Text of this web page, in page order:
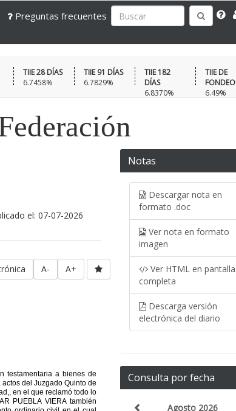
Preguntas frecuentes
TIIE 28 DÍAS
6.7458%
TIIE 91 DÍAS
6.7829%
TIIE 182
DÍAS
6.8370%
TIIE DE
FONDEO
6.49%
el: 07-07-2026
A+
A-
Notas
Descargar nota en
formato .doc
Ver nota en formato
imagen
Ver HTML en pantalla
completa
Descarga versión
electrónica del diario
Consulta por fecha
Agosto 2026